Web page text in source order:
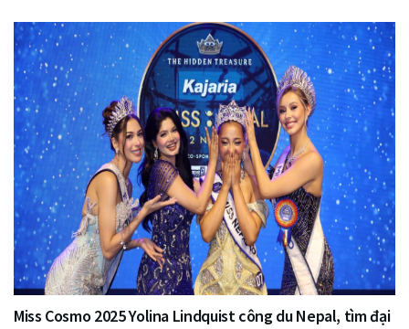
Miss Cosmo 2025 Yolina Lindquist công du Nepal, tìm đại